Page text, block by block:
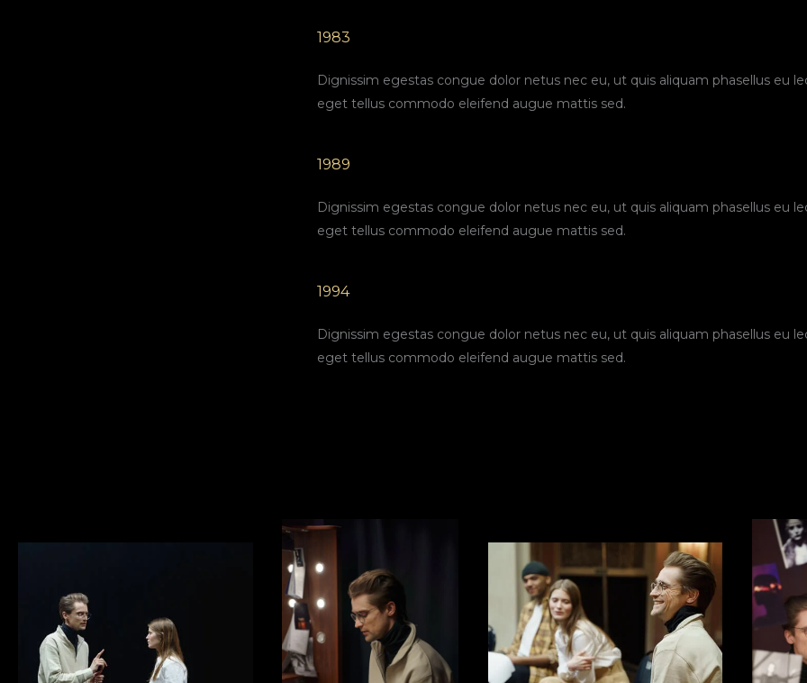
1983
Dignissim egestas congue dolor netus nec eu, ut quis aliquam phasellus eu
eget tellus commodo eleifend augue mattis sed.
1989
Dignissim egestas congue dolor netus nec eu, ut quis aliquam phasellus eu
eget tellus commodo eleifend augue mattis sed.
1994
Dignissim egestas congue dolor netus nec eu, ut quis aliquam phasellus eu
eget tellus commodo eleifend augue mattis sed.